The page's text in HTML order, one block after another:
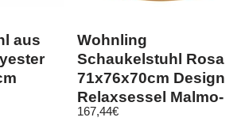
aus
Wohnling
Schaukelstuhl Rosa
71x76x70cm Design
Relaxsessel Malmo-
Stoff / Holz | Schwin
167,44€